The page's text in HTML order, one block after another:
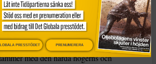
Under 1800-talet var det bara
i marginalen som omfamnade
drev den världspolitiken.
med den hårda högerns och
PRESSTÖDET PRENUMERERA